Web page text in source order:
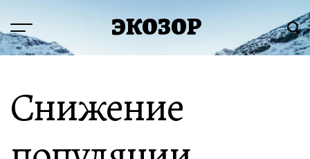
содержимому
Меню ЭКОЗОР
Снижение